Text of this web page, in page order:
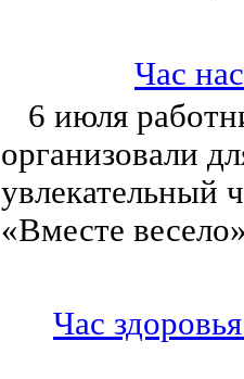
Час
6 июля
организовали
увлекательный
«Вместе
Час